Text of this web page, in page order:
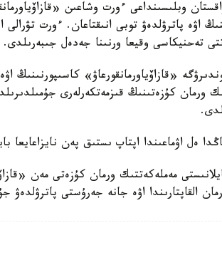
وبلىسىنداعى ءورت وشاعىن
اۋە پاترۋلدەۋ توبى انىقتاعان. ءورت
تەحنيكاسى وقيعا ورنىنا جەدەل جىبەرىلدى.
«قازاۆياورمانقورعاۋ»
ورمان كۇزەتىنىڭ قىزمەتكەرلەرى
ەل اۋماعىندا اپتاپ ىستىق پەن نايزاعايعا
مەملەكەتتىك ورمان كۇزەتى مەن
القاپتارىندا اۋە جانە جەرۇستى پاترۋلدەۋ